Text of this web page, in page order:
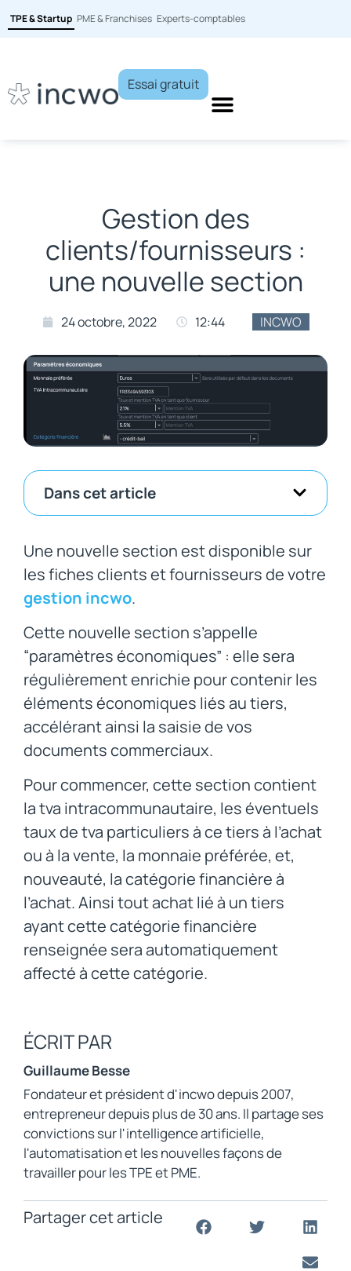
TPE & Startup PME & Franchises Experts-comptables
Essai gratuit
Gestion des
clients/fournisseurs :
une nouvelle section
24 octobre, 2022 12:44 INCWO
Dans cet article
Une nouvelle section est disponible sur
les fiches clients et fournisseurs de votre
gestion incwo.
Cette nouvelle section s’appelle
“paramètres économiques” : elle sera
régulièrement enrichie pour contenir les
éléments économiques liés au tiers,
accélérant ainsi la saisie de vos
documents commerciaux.
Pour commencer, cette section contient
la tva intracommunautaire, les éventuels
taux de tva particuliers à ce tiers à l’achat
ou à la vente, la monnaie préférée, et,
nouveauté, la catégorie financière à
l’achat. Ainsi tout achat lié à un tiers
ayant cette catégorie financière
renseignée sera automatiquement
affecté à cette catégorie.
ÉCRIT PAR
Guillaume Besse
Fondateur et président d'incwo depuis 2007,
entrepreneur depuis plus de 30 ans. Il partage ses
convictions sur l'intelligence artificielle,
l'automatisation et les nouvelles façons de
travailler pour les TPE et PME.
Partager cet article